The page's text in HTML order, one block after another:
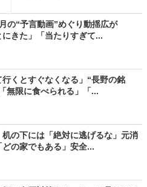
の“予言動画”めぐり動揺広が
きた」「当たりすぎて...
行くとすぐなくなる」“長野の銘
無限に食べられる」「...
の下には「絶対に逃げるな」元消
の家でもある」安全...